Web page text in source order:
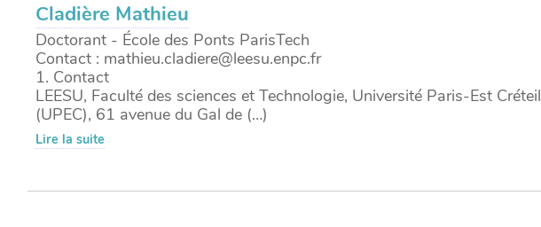
Cladière Mathieu
Doctorant - École des Ponts ParisTech
Contact : mathieu.cladiere@leesu.enpc.fr
1. Contact
LEESU, Faculté des sciences et Technologie, Université Paris-Est Créteil
(UPEC), 61 avenue du Gal de (…)
Lire la suite